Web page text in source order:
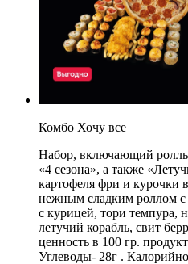
Комбо Хочу все
Набор, включающий
«4 сезона», а также
картофеля фри и курочки
нежным сладким роллом
с курицей, тори темпура,
летучий корабль, свит
ценность в 100 гр.
Углеводы- 28г .